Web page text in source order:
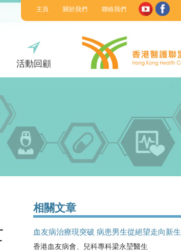
活動回顧
主頁 關於我們 聯絡我們
相關文章
血友病治療現突破 病患男生從絕望走向新生
香港血友病會、兒科專科梁永堃醫生